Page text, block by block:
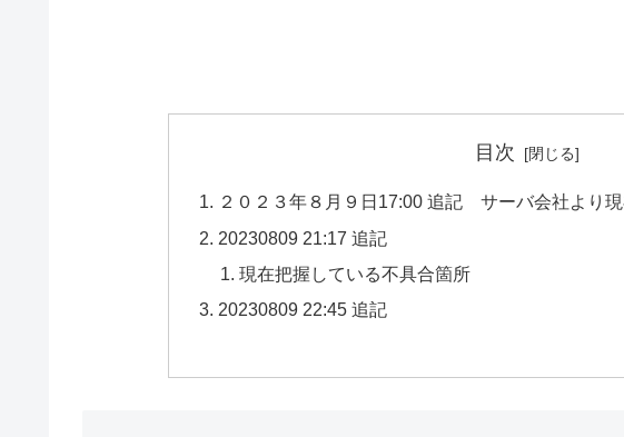
目次
２０２３年８月９日17:00 追記 サーバ会社より現
20230809 21:17 追記
現在把握している不具合箇所
20230809 22:45 追記